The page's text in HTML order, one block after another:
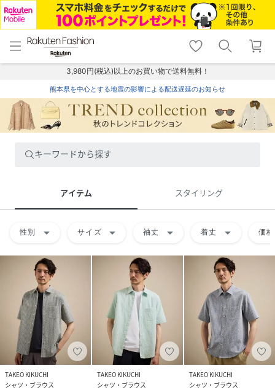
menu home
トップ
shopping_cart lock_outline
ログイン
3,980円(税込)以上のお買い物で送料無料！
熊本県を中心とする地震の影響による配送遅延のお知らせ
キーワードから探す
アイテム スタイリング
性別 arrow_drop_down サイズ arrow_drop_down 袖丈 arrow_drop_down 着丈 arrow_drop_down 価格
TAKEO KIKUCHI
シャツ・ブラウス
TAKEO KIKUCHI
シャツ・ブラウス
TAKEO KIKUCHI
シャツ・ブラウス